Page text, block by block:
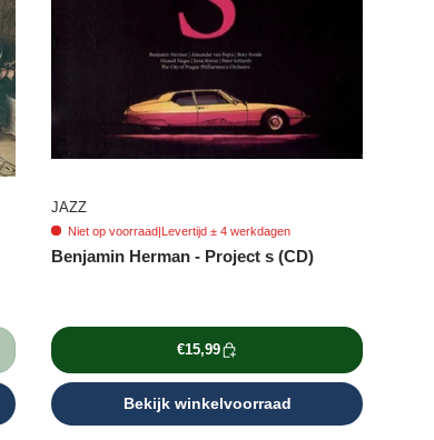
JAZZ
Niet op voorraad|Levertijd ± 4 werkdagen
Benjamin Herman - Project s (CD)
€15,99
Bekijk winkelvoorraad